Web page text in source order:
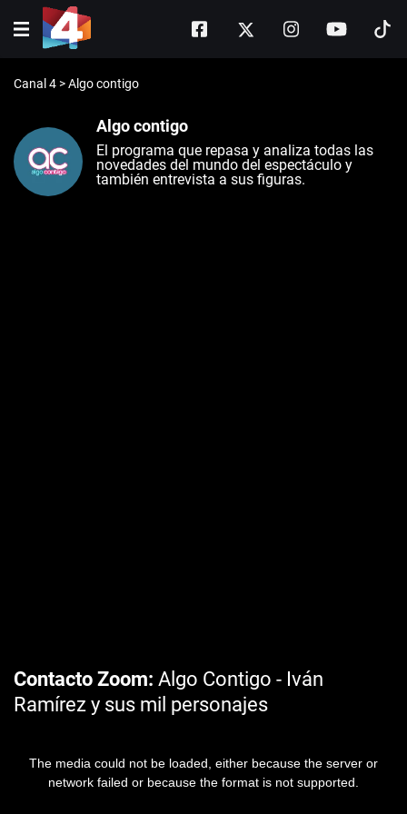
Canal 4 >Algo contigo
Algo contigo
El programa que repasa y analiza todas las
novedades del mundo del espectáculo y
también entrevista a sus figuras.
Contacto Zoom Algo Contigo - Iván
Ramírez y sus mil personajes
The media could not be loaded, either because the server or
network failed or because the format is not supported.